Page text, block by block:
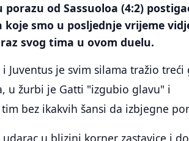
od Sassuoloa (4:2)
smo u posljednje vrijeme
svog tima u ovom duelu.
Juventus je svim silama tražio treći
u žurbi je Gatti "izgubio glavu" i
bez ikakvih šansi da izbjegne